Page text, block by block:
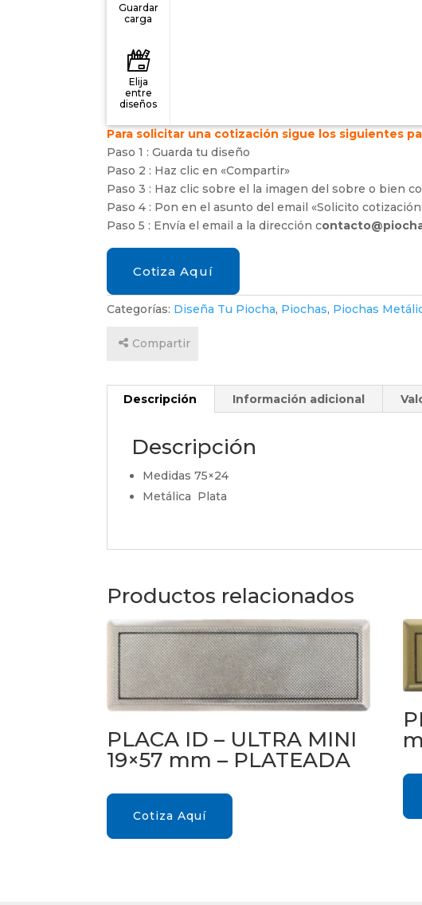
Guardar
carga
Elija
entre
diseños
Capas de
texto
Capas
s y
número
Para solicitar una cotización sigue los siguientes
Paso 1 : Guarda tu diseño
Paso 2 : Haz clic en «Compartir»
Paso 3 : Haz clic sobre el la imagen del sobre o bien
Paso 4 : Pon en el asunto del email «Solicito
Paso 5 : Envía el email a la dirección c
Cotiza Aquí
Categorías: Diseña Tu Piocha, Piochas, Piochas
Compartir
Descripción Información adicional
Descripción
Medidas 75×24
Metálica Plata
Productos relacionados
PLACA ID – ULTRA MINI
19×57 mm – PLATEADA
Cotiza Aquí